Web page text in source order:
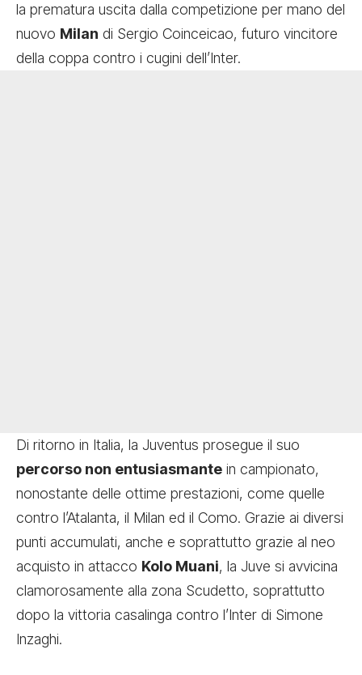
la prematura uscita dalla competizione per mano del
nuovo Milan di Sergio Coinceicao, futuro vincitore
della coppa contro i cugini dell’Inter.
Di ritorno in Italia, la Juventus prosegue il suo
percorso non entusiasmante in campionato,
nonostante delle ottime prestazioni, come quelle
contro l’Atalanta, il Milan ed il Como. Grazie ai diversi
punti accumulati, anche e soprattutto grazie al neo
acquisto in attacco Kolo Muani, la Juve si avvicina
clamorosamente alla zona Scudetto, soprattutto
dopo la vittoria casalinga contro l’Inter di Simone
Inzaghi.